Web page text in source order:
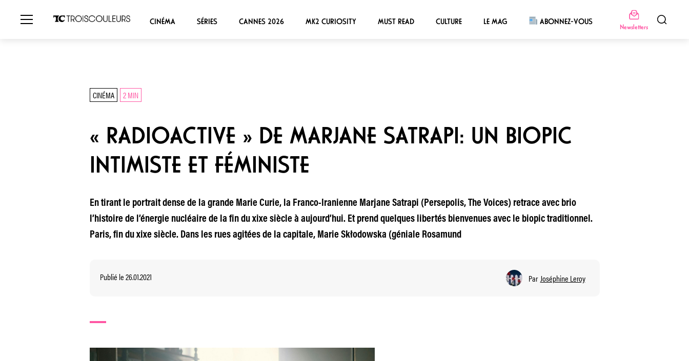
CINÉMA SÉRIES CANNES 2026 MK2 CURIOSITY MUST READ CULTURE LE MAG ABONNEZ-VOUS
Newsletters
CINÉMA 2 MIN
« RADIOACTIVE » DE MARJANE SATRAPI: UN BIOPIC
INTIMISTE ET FÉMINISTE
En tirant le portrait dense de la grande Marie Curie, la Franco-Iranienne Marjane Satrapi (Persepolis, The Voices) retrace avec brio
l’histoire de l’énergie nucléaire de la fin du xixe siècle à aujourd’hui. Et prend quelques libertés bienvenues avec le biopic traditionnel.
Paris, fin du xixe siècle. Dans les rues agitées de la capitale, Marie Skłodowska (géniale Rosamund
Publié le 26.01.2021 Par Joséphine Leroy